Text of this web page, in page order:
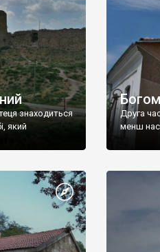
знаходиться
який
Друга
менш